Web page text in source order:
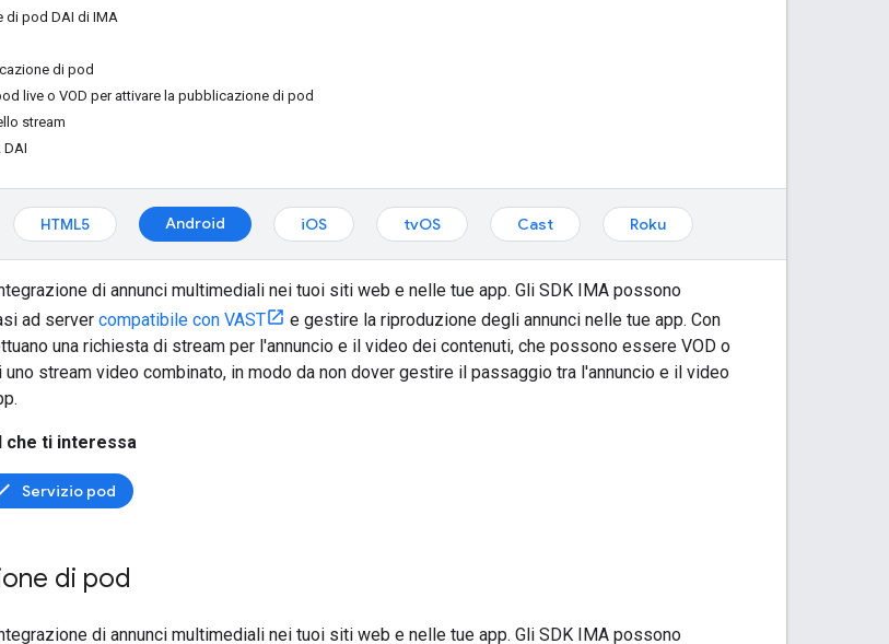
di pod DAI di IMA
di pod
live o VOD per attivare la pubblicazione di pod
stream
DAI
HTML5 Android iOS tvOS Cast Roku
di annunci multimediali nei tuoi siti web e nelle tue app. Gli SDK IMA possono
ad server compatibile con VAST
e gestire la riproduzione degli annunci nelle tue app. Con
una richiesta di stream per l'annuncio e il video dei contenuti, che possono essere VOD o
uno stream video combinato, in modo da non dover gestire il passaggio tra l'annuncio e il video
che ti interessa
Servizio pod
di pod
di annunci multimediali nei tuoi siti web e nelle tue app. Gli SDK IMA possono